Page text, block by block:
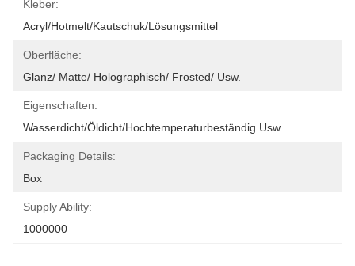
Kleber:
Acryl/Hotmelt/Kautschuk/Lösungsmittel
Oberfläche:
Glanz/ Matte/ Holographisch/ Frosted/ Usw.
Eigenschaften:
Wasserdicht/Öldicht/Hochtemperaturbeständig Usw.
Packaging Details:
Box
Supply Ability:
1000000